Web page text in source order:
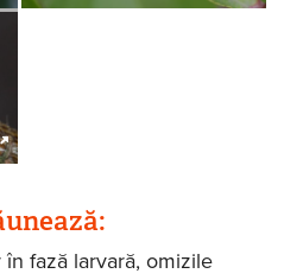
fază larvară, omizile